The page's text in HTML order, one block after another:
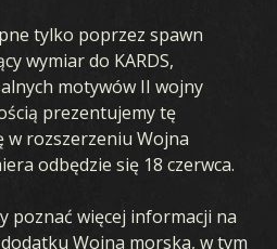
tylko poprzez spawn
wymiar do KARDS,
motywów II wojny
prezentujemy tę
w rozszerzeniu Wojna
odbędzie się 18 czerwca.
poznać więcej informacji na
Wojna morska, w tym